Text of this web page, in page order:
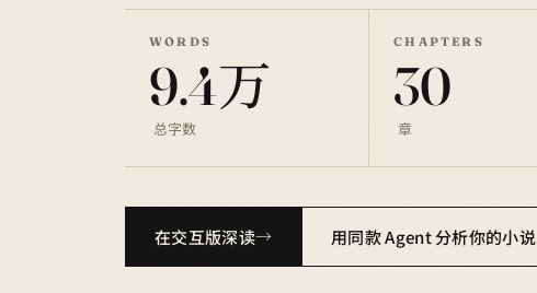
WORDS
9.4万
总字数
CHAPTERS
30
章
在交互版深读 用同款 Agent 分析你的小说